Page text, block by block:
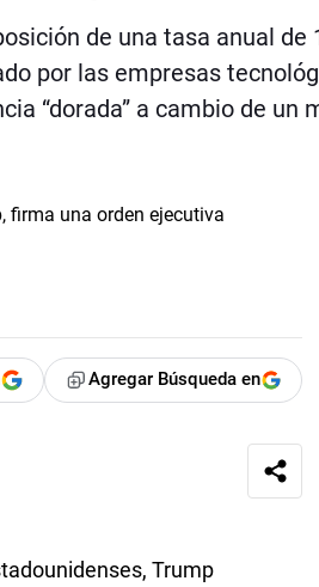
de una tasa anual de
por las empresas
“dorada” a cambio de un
Agregar Búsqueda en
Trump